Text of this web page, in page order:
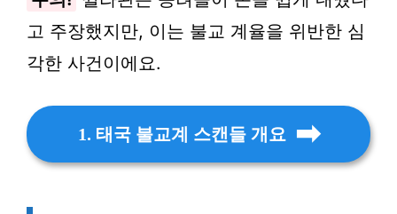
고 주장했지만, 이는 불교 계율을 위반한 심
각한 사건이에요.
1. 태국 불교계 스캔들 개요